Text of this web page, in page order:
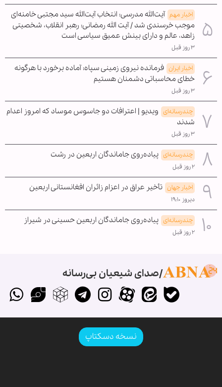
اخبار مهم آیت‌الله مدرسی: انتخاب آیت‌الله سید مجتبی خامنه‌ای
موجب خرسندی شد / آیت الله رمضانی: رهبر انقلاب، شخصیتی
زاهد، عالم و دارای بینش عمیق سیاسی است
۳ روز قبل
اخبار ایران فرمانده نیروی زمینی سپاه: آماده برخورد با هرگونه
خطای محاسباتی دشمنان هستیم
۳ روز قبل
چندرسانه‌ای ویدیو | اعترافات دو جاسوس موساد که امروز اعدام
شدند
۳ روز قبل
چندرسانه‌ای پیاده‌روی جاماندگان اربعین در رشت
۲ روز قبل
اخبار جهان تأخیر عراق در اعزام زائران افغانستانی اربعین
دیروز ۱۹:۱۰
چندرسانه‌ای پیاده‌روی جاماندگان اربعین حسینی در شیراز
۲ روز قبل
صدای شیعیان بی‌رسانه
نسخه دسکتاپ